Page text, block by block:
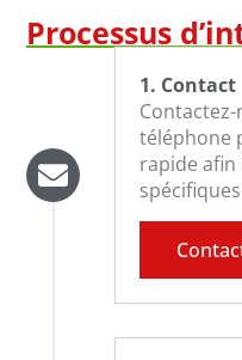
Processus
1. Contact
téléphone
rapide